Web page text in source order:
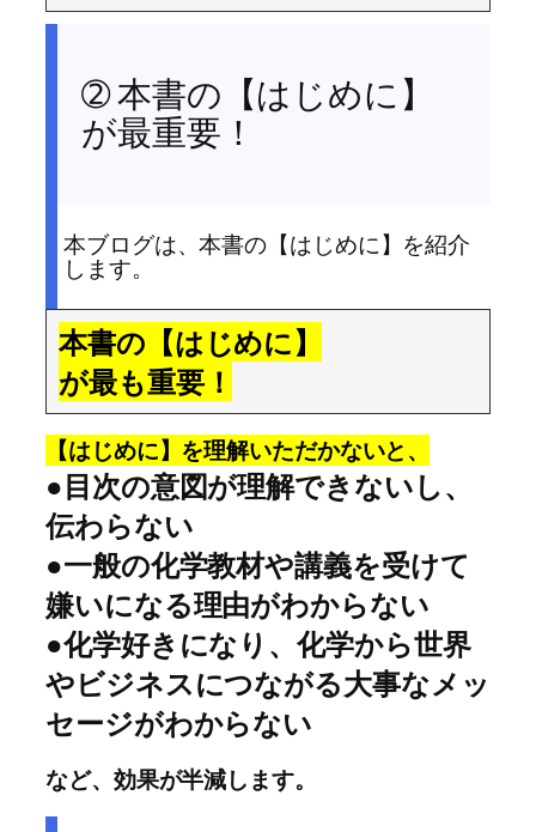
➁ 本書の【はじめに】
が最重要！
本ブログは、本書の【はじめに】を紹介
します。
本書の【はじめに】
が最も重要！
【はじめに】を理解いただかないと、
●目次の意図が理解できないし、
伝わらない
●一般の化学教材や講義を受けて
嫌いになる理由がわからない
●化学好きになり、化学から世界
やビジネスにつながる大事なメッ
セージがわからない
など、効果が半減します。